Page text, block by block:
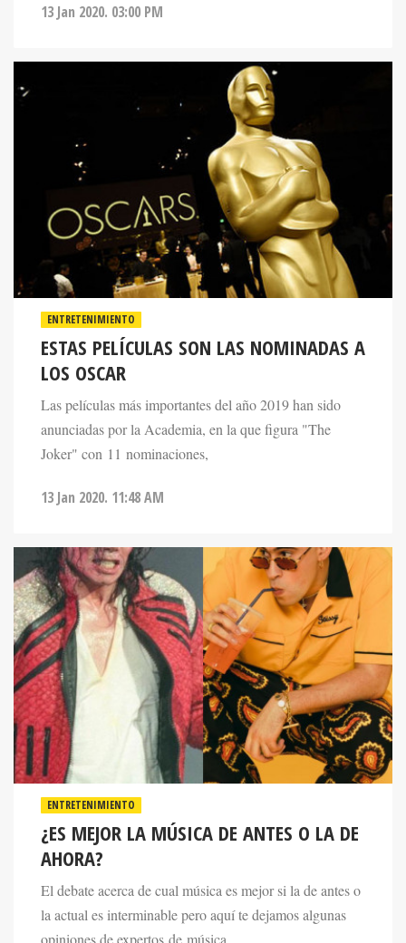
13 Jan 2020. 03:00 PM
ENTRETENIMIENTO
ESTAS PELÍCULAS SON LAS NOMINADAS A
LOS OSCAR
Las películas más importantes del año 2019 han sido
anunciadas por la Academia, en la que figura "The
Joker" con 11 nominaciones,
13 Jan 2020. 11:48 AM
ENTRETENIMIENTO
¿ES MEJOR LA MÚSICA DE ANTES O LA DE
AHORA?
El debate acerca de cual música es mejor si la de antes o
la actual es interminable pero aquí te dejamos algunas